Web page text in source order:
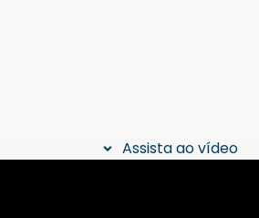
Assista ao vídeo